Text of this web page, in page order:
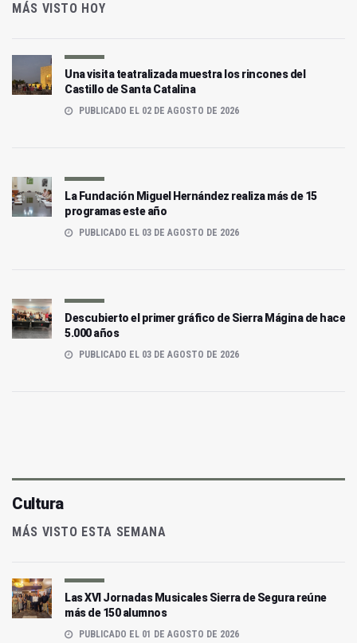
MÁS VISTO HOY
Una visita teatralizada muestra los rincones del
Castillo de Santa Catalina
PUBLICADO EL 02 DE AGOSTO DE 2026
La Fundación Miguel Hernández realiza más de 15
programas este año
PUBLICADO EL 03 DE AGOSTO DE 2026
Descubierto el primer gráfico de Sierra Mágina de hace
5.000 años
PUBLICADO EL 03 DE AGOSTO DE 2026
Cultura
MÁS VISTO ESTA SEMANA
Las XVI Jornadas Musicales Sierra de Segura reúne
más de 150 alumnos
PUBLICADO EL 01 DE AGOSTO DE 2026